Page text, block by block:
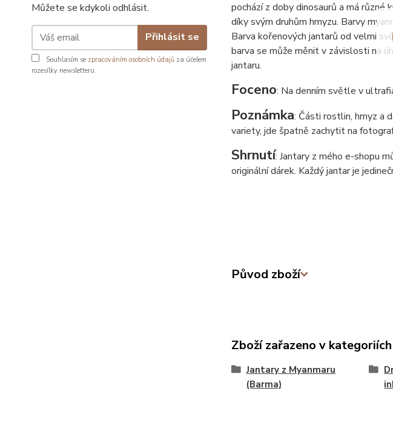
Můžete se kdykoli odhlásit.
Přihlásit se
Souhlasím se zpracováním osobních údajů za účelem
rozesílky newsletteru.
pochází z doby dinosaurů a má různé
díky svým druhům hmyzu. Barvy
Barva kořenových jantarů od velmi
barva se může měnit v závislosti na
jantaru.
Foceno: Na denním světle v
Poznámka: Části rostlin, hmyz a
variety, jde špatně zachytit na
Shrnutí: Jantary z mého e-shopu
originální dárek. Každý jantar je
Původ zboží
Zboží zařazeno v kategoriích
Jantary z Myanmaru
(Barma)